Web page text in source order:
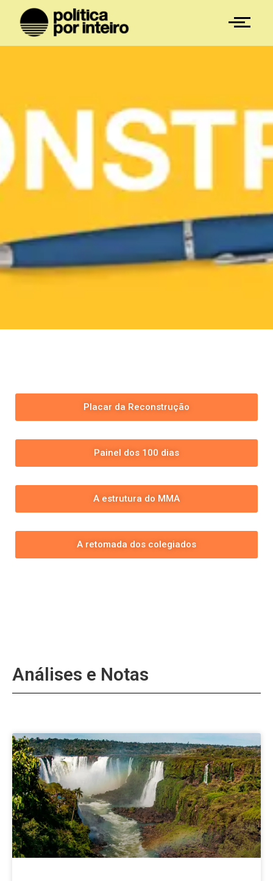
Placar da Reconstrução
Painel dos 100 dias
A estrutura do MMA
A retomada dos colegiados
Análises e Notas